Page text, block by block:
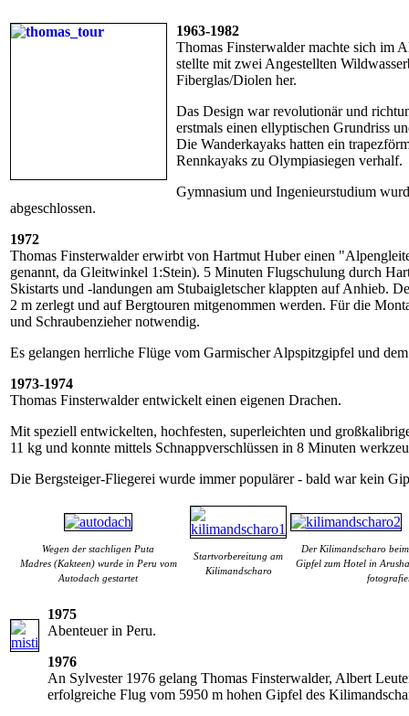
1963-1982
Thomas Finsterwalder machte sich im
stellte mit zwei Angestellten
Fiberglas/Diolen her.
Das Design war revolutionär und
erstmals einen ellyptischen Grundriss
Die Wanderkayaks hatten ein
Rennkayaks zu Olympiasiegen verhalf.
Gymnasium und Ingenieurstudium
abgeschlossen.
1972
Thomas Finsterwalder erwirbt von Hartmut Huber einen
genannt, da Gleitwinkel 1:Stein). 5 Minuten Flugschulung durch
Skistarts und -landungen am Stubaigletscher klappten auf Anhieb.
2 m zerlegt und auf Bergtouren mitgenommen werden. Für die
und Schraubenzieher notwendig.
Es gelangen herrliche Flüge vom Garmischer Alpspitzgipfel und
1973-1974
Thomas Finsterwalder entwickelt einen eigenen Drachen.
Mit speziell entwickelten, hochfesten, superleichten und
11 kg und konnte mittels Schnappverschlüssen in 8 Minuten
Die Bergsteiger-Fliegerei wurde immer populärer - bald war kein
Wegen der stachligen Puta
Madres (Kakteen) wurde in Peru vom
Autodach gestartet
Startvorbereitung am
Kilimandscharo
Der Kilimandscharo
Gipfel zum Hotel in
1975
Abenteuer in Peru.
1976
An Sylvester 1976 gelang Thomas Finsterwalder, Albert
erfolgreiche Flug vom 5950 m hohen Gipfel des